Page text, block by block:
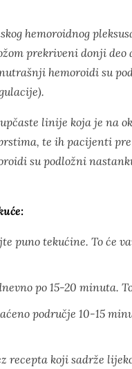
hemoroidnog
prekriveni donji
hemoroidi su
linije koja je na
te ih pacijenti
su podložni
puno tekućine. To će
po 15-20 minuta.
područje 10-15
recepta koji sadrže